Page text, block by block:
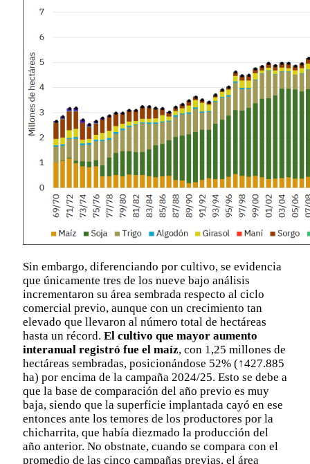
Sin embargo, diferenciando por cultivo, se evidencia
que únicamente tres de los nueve bajo análisis
incrementaron su área sembrada respecto al ciclo
comercial previo, aunque con un crecimiento tan
elevado que llevaron al número total de hectáreas
hasta un récord. El cultivo que mayor aumento
interanual registró fue el maíz, con 1,25 millones de
hectáreas sembradas, posicionándose 52% (↑427.885
ha) por encima de la campaña 2024/25. Esto se debe a
que la base de comparación del año previo es muy
baja, siendo que la superficie implantada cayó en ese
entonces ante los temores de los productores por la
chicharrita, que había diezmado la producción del
año anterior. No obstnate, cuando se compara con el
promedio de las cinco campañas previas, el área